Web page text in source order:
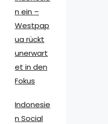
n ein –
Westpap
ua rückt
unerwart
et in den
Fokus
Indonesie
n Social